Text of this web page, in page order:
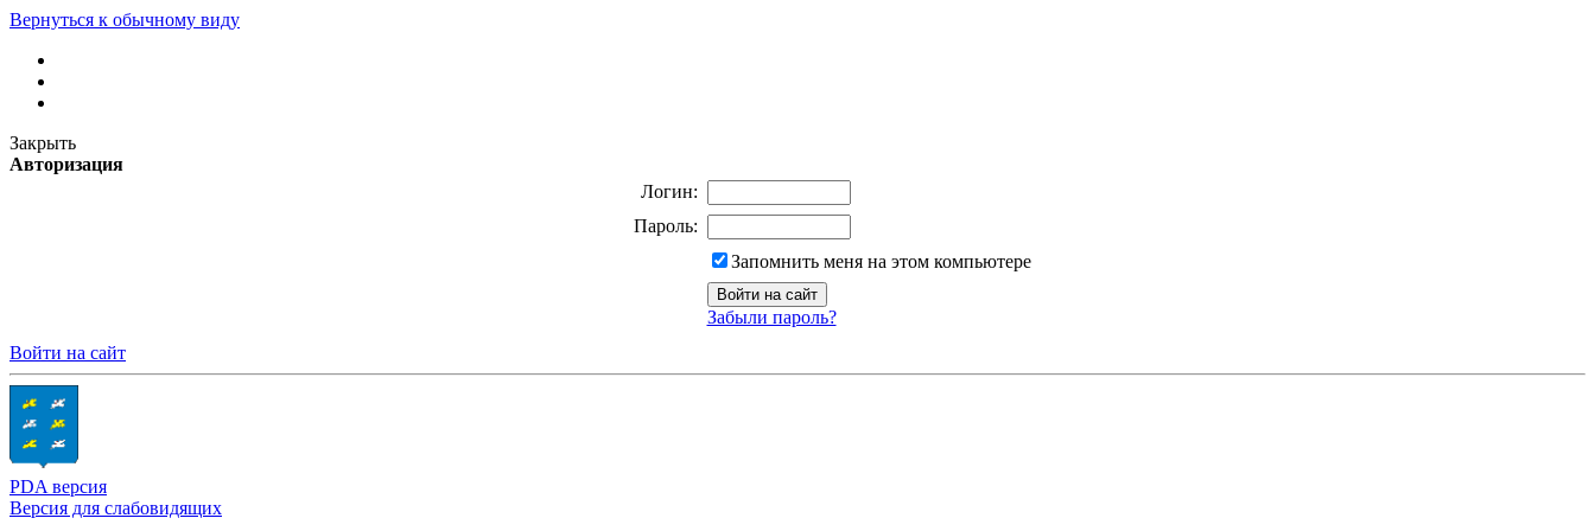
Вернуться к обычному виду
Закрыть
Авторизация
Логин:
Пароль:
Запомнить меня на этом компьютере
Забыли пароль?
Войти на сайт
PDA версия
Версия для слабовидящих